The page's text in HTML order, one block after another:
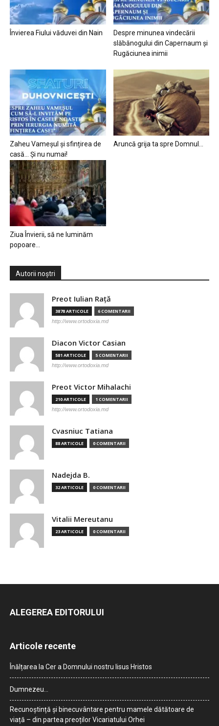
Învierea Fiului văduvei din Nain
Despre minunea vindecării
slăbănogului din Capernaum și
Rugăciunea inimii
Zaheu Vameșul și sfințirea de
casă… Și nu numai!
Aruncă grija ta spre Domnul…
Ziua Învierii, să ne luminăm
popoare…
Autorii noștri
Preot Iulian Raţă
3878 ARTICOLE 6 COMENTARII
http://www.ortodoxia.md
Diacon Victor Casian
581 ARTICOLE 5 COMENTARII
http://www.ortodoxia.md
Preot Victor Mihalachi
210 ARTICOLE 1 COMENTARII
http://www.ortodoxia.md
Cvasniuc Tatiana
88 ARTICOLE 0 COMENTARII
Nadejda B.
32 ARTICOLE 0 COMENTARII
Vitalii Mereutanu
23 ARTICOLE 0 COMENTARII
ALEGEREA EDITORULUI
Articole recente
Înălțarea la Cer a Domnului nostru Iisus Hristos
Dumnezeu…
Recunoștință și binecuvântare pentru mamele dătătoare de
viață – din partea preoților Vicariatului Orhei